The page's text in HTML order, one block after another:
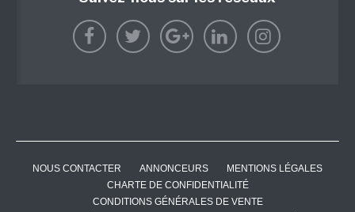
NOUS CONTACTER ANNONCEURS
MENTIONS LÉGALES
CHARTE DE CONFIDENTIALITÉ
CONDITIONS GÉNÉRALES DE VENTE